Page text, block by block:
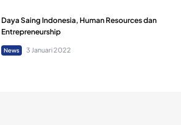
Daya Saing Indonesia, Human Resources dan
Entrepreneurship
News 3 Januari 2022